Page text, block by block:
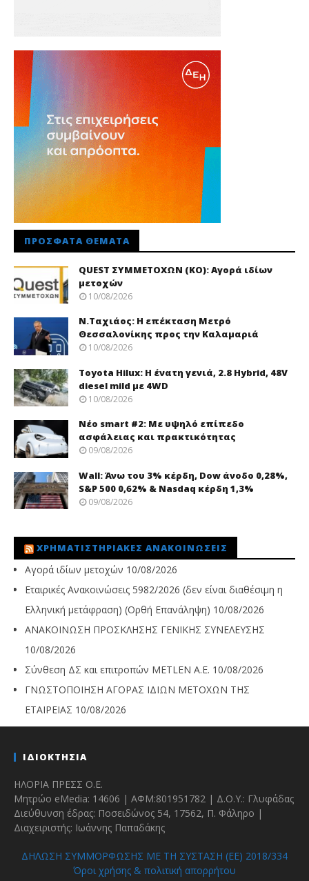
ΠΡΌΣΦΑΤΑ ΘΈΜΑΤΑ
QUEST ΣΥΜΜΕΤΟΧΩΝ (ΚΟ): Αγορά ιδίων
μετοχών
10/08/2026
Ν.Ταχιάος: Η επέκταση Μετρό
Θεσσαλονίκης προς την Καλαμαριά
10/08/2026
Toyota Hilux: Η ένατη γενιά, 2.8 Hybrid, 48V
diesel mild με 4WD
10/08/2026
Νέo smart #2: Με υψηλό επίπεδο
ασφάλειας και πρακτικότητας
09/08/2026
Wall: Άνω του 3% κέρδη, Dow άνοδο 0,28%,
S&P 500 0,62% & Nasdaq κέρδη 1,3%
09/08/2026
ΧΡΗΜΑΤΙΣΤΗΡΙΑΚΈΣ ΑΝΑΚΟΙΝΏΣΕΙΣ
Αγορά ιδίων μετοχών 10/08/2026
Εταιρικές Ανακοινώσεις 5982/2026 (δεν είναι διαθέσιμη η
Ελληνική μετάφραση) (Ορθή Επανάληψη) 10/08/2026
ΑΝΑΚΟΙΝΩΣΗ ΠΡΟΣΚΛΗΣΗΣ ΓΕΝΙΚΗΣ ΣΥΝΕΛΕΥΣΗΣ
10/08/2026
Σύνθεση ΔΣ και επιτροπών METLEN A.E. 10/08/2026
ΓΝΩΣΤΟΠΟΙΗΣΗ ΑΓΟΡΑΣ ΙΔΙΩΝ ΜΕΤΟΧΩΝ ΤΗΣ
ΕΤΑΙΡΕΙΑΣ 10/08/2026
ΙΔΙΟΚΤΗΣΙΑ
ΗΛΟΡΙΑ ΠΡΕΣΣ Ο.Ε.
Μητρώο eMedia: 14606 | ΑΦΜ:801951782 | Δ.Ο.Υ.: Γλυφάδας
Διεύθυνση έδρας: Ποσειδώνος 54, 17562, Π. Φάληρο |
Διαχειριστής: Ιωάννης Παπαδάκης
ΔΗΛΩΣΗ ΣΥΜΜΟΡΦΩΣΗΣ ΜΕ ΤΗ ΣΥΣΤΑΣΗ (ΕΕ) 2018/334
Όροι χρήσης & πολιτική απορρήτου